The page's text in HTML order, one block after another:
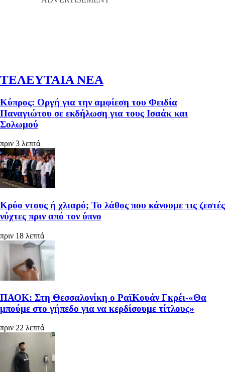
ΤΕΛΕΥΤΑΙΑ ΝΕΑ
Κύπρος: Οργή για την αμφίεση του Φειδία
Παναγιώτου σε εκδήλωση για τους Ισαάκ και
Σολωμού
πριν 3 λεπτά
Κρύο ντους ή χλιαρό; Το λάθος που κάνουμε τις ζεστές
νύχτες πριν από τον ύπνο
πριν 18 λεπτά
ΠΑΟΚ: Στη Θεσσαλονίκη ο ΡαϊΚουάν Γκρέι-«Θα
μπούμε στο γήπεδο για να κερδίσουμε τίτλους»
πριν 22 λεπτά